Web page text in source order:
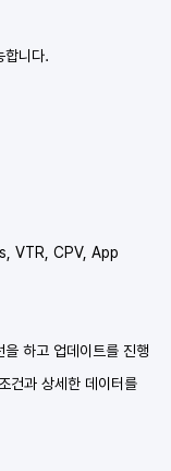
합니다.
VTR, CPV, App
을 하고 업데이트를 진행
건과 상세한 데이터를